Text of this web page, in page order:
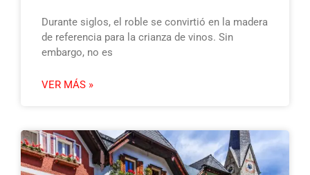
Durante siglos, el roble se convirtió en la madera
de referencia para la crianza de vinos. Sin
embargo, no es
VER MÁS »